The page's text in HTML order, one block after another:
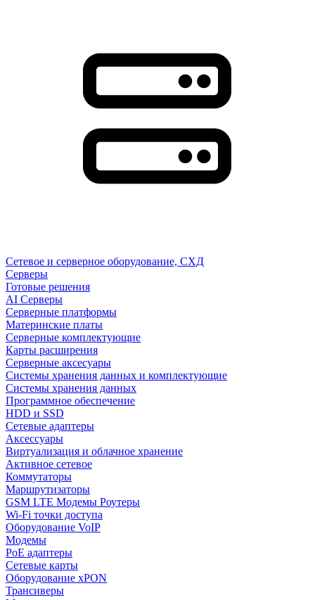
Сетевое и серверное оборудование, СХД
Cерверы
Готовые решения
AI Серверы
Серверные платформы
Материнские платы
Серверные комплектующие
Карты расширения
Серверные аксесуары
Системы хранения данных и комплектующие
Системы хранения данных
Программное обеспечение
HDD и SSD
Сетевые адаптеры
Аксессуары
Виртуализация и облачное хранение
Активное сетевое
Коммутаторы
Маршрутизаторы
GSM LTE Модемы Роутеры
Wi-Fi точки доступа
Оборудование VoIP
Модемы
PoE адаптеры
Сетевые карты
Оборудование xPON
Трансиверы